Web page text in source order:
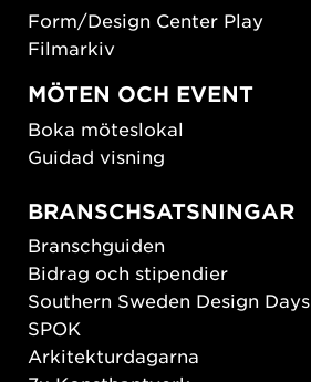
Form/Design Center Play
Filmarkiv
MÖTEN OCH EVENT
Boka möteslokal
Guidad visning
BRANSCHSATSNINGAR
Branschguiden
Bidrag och stipendier
Southern Sweden Design Days
SPOK
Arkitekturdagarna